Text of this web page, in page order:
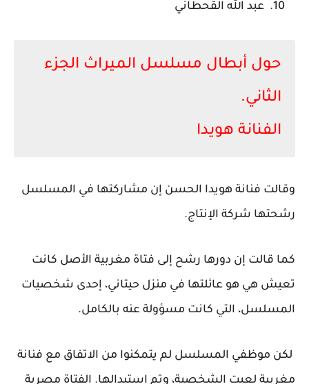
عبد الله القحطاني
حول أبطال مسلسل الميراث الجزء
الثاني.
الفنانة هويدا
وقالت فنانة هويدا الحسن إن مشاركتها في المسلسل
رشحتها شركة الإنتاج.
كما قالت إن دورها رشح إلى فتاة مغربية الأصل كانت
تعيش هي هو عائلتها في منزل حيتاني، إحدى شخصيات
المسلسل، التي كانت مسؤولة عنه بالكامل.
لكن موظفي المسلسل لم يتمكنوا من الاتفاق مع فنانة
مغربية لعبت الشخصية، وتم استبدالها. الفتاة مصرية